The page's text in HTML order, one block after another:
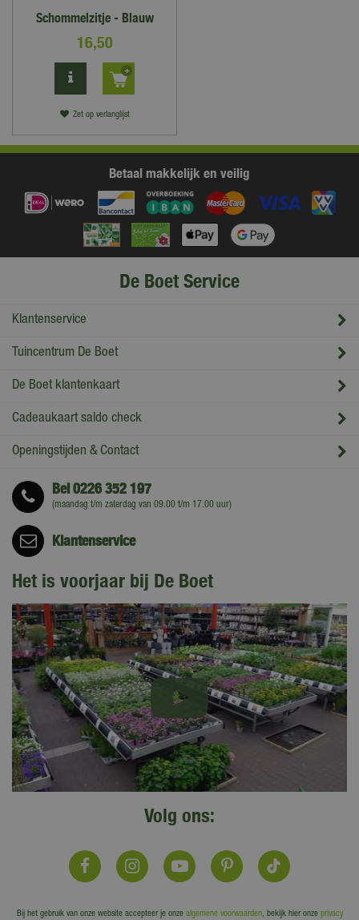
Schommelzitje - Blauw
16,50
Zet op verlanglijst
Betaal makkelijk en veilig
De Boet Service
Klantenservice
Tuincentrum De Boet
De Boet klantenkaart
Cadeaukaart saldo check
Openingstijden & Contact
Bel0226 352 197
(maandag t/m zaterdag van 09.00 t/m 17.00 uur)
Klantenservice
Het is voorjaar bij De Boet
Volg ons:
Bij het gebruik van onze website accepteer je onze algemene voorwaarden, bekijk hier onze privacy